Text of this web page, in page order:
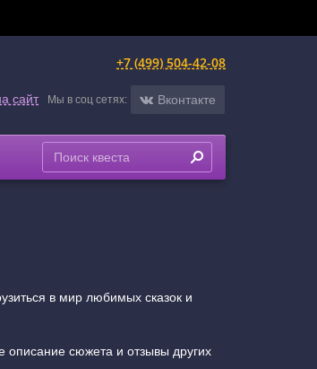
+7 (499) 504-42-08
сайт Мы в соц сетях: Вконтакте
в мир любимых сказок и
описание сюжета и отзывы других